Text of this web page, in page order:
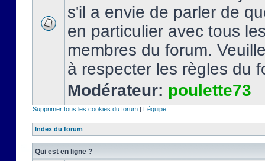
s'il a envie de parler de
en particulier avec tous
membres du forum.
à respecter les règles du
Modérateur: poulette73
Supprimer tous les cookies du forum | L’équipe
Index du forum
Qui est en ligne ?